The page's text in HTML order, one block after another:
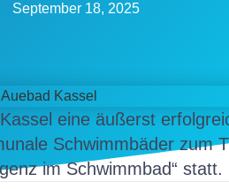
September 18, 2025
eine äußerst
Schwimmbäder zum
im Schwimmbad“ statt.